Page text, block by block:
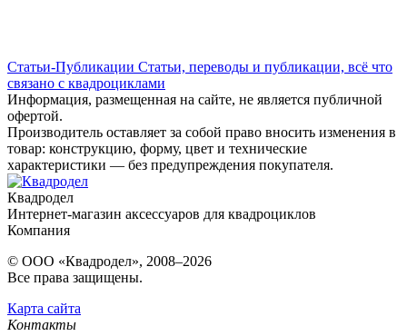
Статьи-Публикации Статьи, переводы и публикации, всё что
связано с квадроциклами
Информация, размещенная на сайте, не является публичной
офертой.
Производитель оставляет за собой право вносить изменения в
товар: конструкцию, форму, цвет и технические
характеристики — без предупреждения покупателя.
Квадродел
Интернет-магазин аксессуаров для квадроциклов
Компания
© ООО «Квадродел», 2008–2026
Все права защищены.
Карта сайта
Контакты